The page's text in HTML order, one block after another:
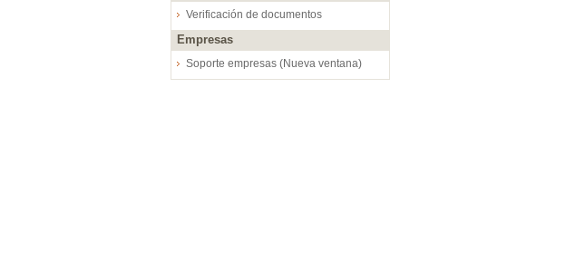
Verificación de documentos
Empresas
Soporte empresas (Nueva ventana)